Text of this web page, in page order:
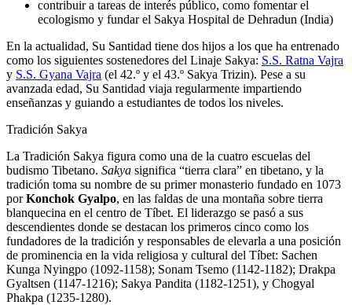
contribuir a tareas de interés público, como fomentar el
ecologismo y fundar el Sakya Hospital de Dehradun (India)
En la actualidad, Su Santidad tiene dos hijos a los que ha entrenado
como los siguientes sostenedores del Linaje Sakya: S.S. Ratna Vajra
y S.S. Gyana Vajra (el 42.º y el 43.º Sakya Trizin). Pese a su
avanzada edad, Su Santidad viaja regularmente impartiendo
enseñanzas y guiando a estudiantes de todos los niveles.
Tradición Sakya
La Tradición Sakya figura como una de la cuatro escuelas del
budismo Tibetano. Sakya significa “tierra clara” en tibetano, y la
tradición toma su nombre de su primer monasterio fundado en 1073
porKonchok Gyalpo, en las faldas de una montaña sobre tierra
blanquecina en el centro de Tíbet. El liderazgo se pasó a sus
descendientes donde se destacan los primeros cinco como los
fundadores de la tradición y responsables de elevarla a una posición
de prominencia en la vida religiosa y cultural del Tíbet: Sachen
Kunga Nyingpo (1092-1158); Sonam Tsemo (1142-1182); Drakpa
Gyaltsen (1147-1216); Sakya Pandita (1182-1251), y Chogyal
Phakpa (1235-1280).